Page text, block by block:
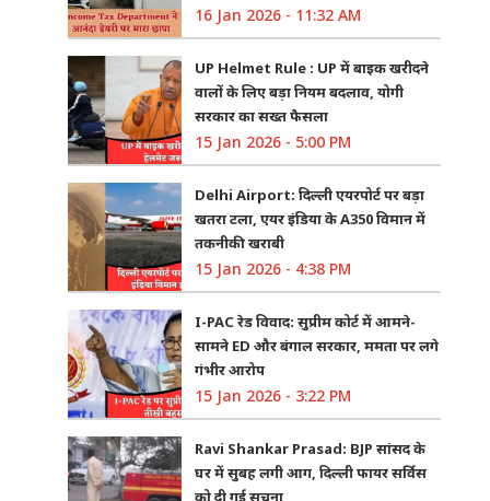
16 Jan 2026 - 11:32 AM
UP Helmet Rule : UP में बाइक खरीदने
वालों के लिए बड़ा नियम बदलाव, योगी
सरकार का सख्त फैसला
15 Jan 2026 - 5:00 PM
Delhi Airport: दिल्ली एयरपोर्ट पर बड़ा
खतरा टला, एयर इंडिया के A350 विमान में
तकनीकी खराबी
15 Jan 2026 - 4:38 PM
I-PAC रेड विवाद: सुप्रीम कोर्ट में आमने-
सामने ED और बंगाल सरकार, ममता पर लगे
गंभीर आरोप
15 Jan 2026 - 3:22 PM
Ravi Shankar Prasad: BJP सांसद के
घर में सुबह लगी आग, दिल्ली फायर सर्विस
को दी गई सूचना